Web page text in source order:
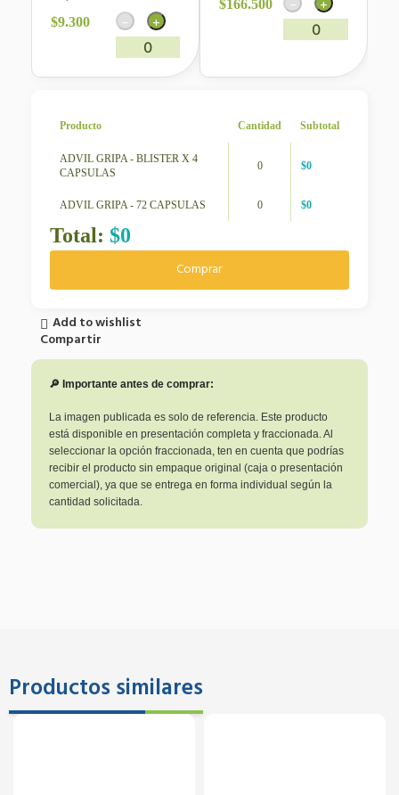
$9.300 − +
0
$166.500 − +
0
Producto Cantidad Subtotal
ADVIL GRIPA - BLISTER X 4
CAPSULAS
0 $0
ADVIL GRIPA - 72 CAPSULAS 0 $0
Total: $0
Comprar
Add to wishlist
Compartir
🔎 Importante antes de comprar:
La imagen publicada es solo de referencia. Este producto
está disponible en presentación completa y fraccionada. Al
seleccionar la opción fraccionada, ten en cuenta que podrías
recibir el producto sin empaque original (caja o presentación
comercial), ya que se entrega en forma individual según la
cantidad solicitada.
Productos similares